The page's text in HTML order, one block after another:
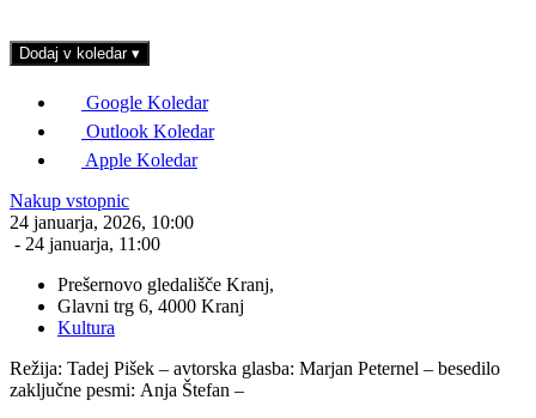
Dodaj v koledar ▾
Google Koledar
Outlook Koledar
Apple Koledar
Nakup vstopnic
24 januarja, 2026, 10:00
- 24 januarja, 11:00
Prešernovo gledališče Kranj,
Glavni trg 6, 4000 Kranj
Kultura
Režija: Tadej Pišek – avtorska glasba: Marjan Peternel – besedilo
zaključne pesmi: Anja Štefan –